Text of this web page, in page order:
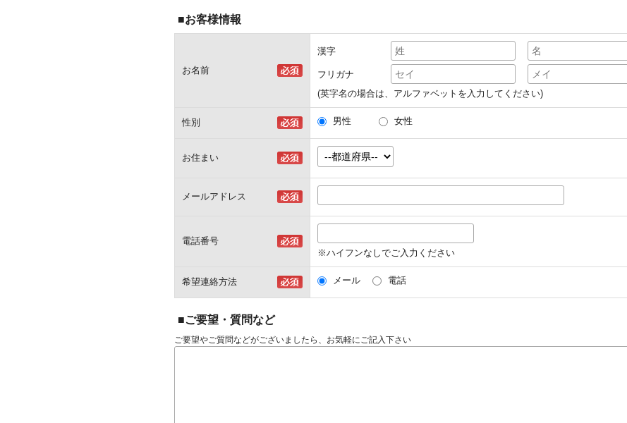
■お客様情報
お名前
漢字
フリガナ
(英字名の場合は、アルファベットを入力してください)
性別 男性 女性
お住まい
メールアドレス
電話番号
※ハイフンなしでご入力ください
希望連絡方法 メール 電話
■ご要望・質問など
ご要望やご質問などがございましたら、お気軽にご記入下さい